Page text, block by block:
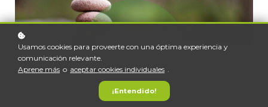
Usamos cookies para proveerte con una óptima experiencia y
comunicación relevante.
Aprene más o aceptar cookies individuales .
¡Entendido!